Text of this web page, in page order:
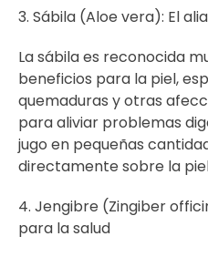
3. Sábila (Aloe vera): El
La sábila es reconocida
beneficios para la piel,
quemaduras y otras
para aliviar problemas
jugo en pequeñas
directamente sobre la
4. Jengibre (Zingiber
para la salud